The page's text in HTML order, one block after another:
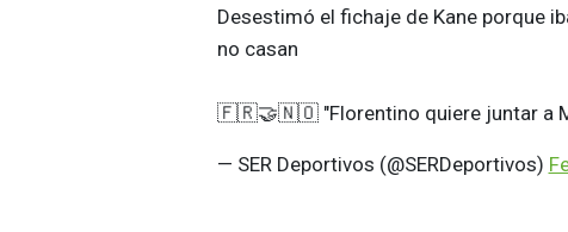
Desestimó el fichaje de Kane porque
no casan
🇫🇷🤝🇳🇴 "Florentino quiere juntar a
— SER Deportivos (@SERDeportivos)